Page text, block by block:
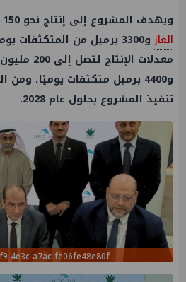
ويهدف المشروع إلى إنتاج نحو 150 مليون قدم مكعب من
الغاز
و3300 برميل من المتكثفات
معدلات الإنتاج لتصل إلى 200 مليون قدم مكعب من
و4400 برميل متكثفات يوميًا،
تنفيذ المشروع بحلول عام 2028.
4e3c-a7ac-fe06fe48e80f